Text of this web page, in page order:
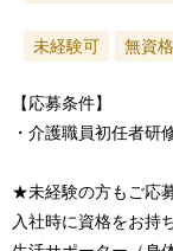
未経験可 無資
【応募条件】
・介護職員初任者研
★未経験の方もご応
入社時に資格をお持